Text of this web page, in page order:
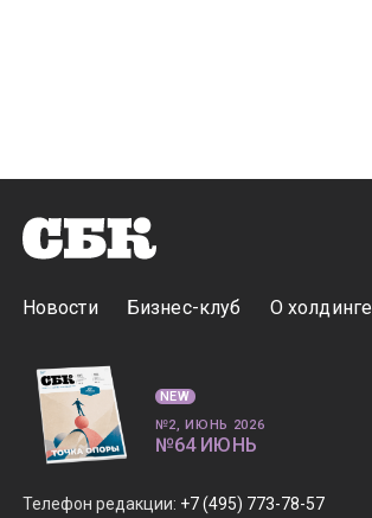
Новости Бизнес-клуб О холдинге
Телефон редакции: +7 (495) 773-78-57
NEW
№2, ИЮНЬ 2026
№64 ИЮНЬ